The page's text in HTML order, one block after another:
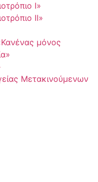
Ι»
ΙΙ»
μόνος
Μετακινούμενων